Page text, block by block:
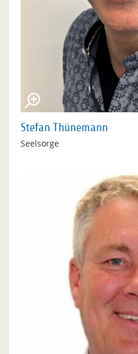
Stefan Thünemann
Seelsorge